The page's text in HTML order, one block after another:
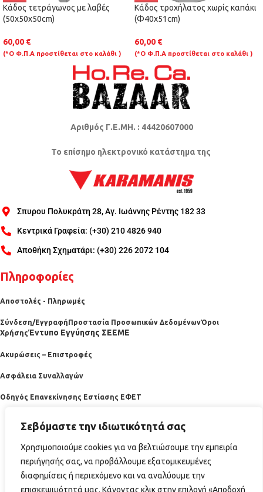
Σεβόμαστε την ιδιωτικότητά σας
Χρησιμοποιούμε cookies για να βελτιώσουμε την εμπειρία
περιήγησής σας, να προβάλλουμε εξατομικευμένες
διαφημίσεις ή περιεχόμενο και να αναλύουμε την
επισκεψιμότητά μας. Κάνοντας κλικ στην επιλογή «Αποδοχή
Κάδος τετράγωνος με λαβές
(50x50x50cm)
60,00 €
(*Ο Φ.Π.Α προστίθεται στο καλάθι )
Κάδος τροχήλατος χωρίς καπάκι
(Φ40x51cm)
60,00 €
(*Ο Φ.Π.Α προστίθεται στο καλάθι )
Αριθμός Γ.Ε.ΜΗ. : 44420607000
Το επίσημο ηλεκτρονικό κατάστημα της
Σπυρου Πολυκράτη 28, Αγ. Ιωάννης Ρέντης 182 33
Κεντρικά Γραφεία: (+30) 210 4826 940
Αποθήκη Σχηματάρι: (+30) 226 2072 104
Πληροφορίες
Αποστολές - Πληρωμές
Σύνδεση/Εγγραφή Προστασία Προσωπικών ΔεδομένωνΌροι
ΧρήσηςΈντυπο Εγγύησης ΣΕΕΜΕ
Ακυρώσεις – Επιστροφές
Ασφάλεια Συναλλαγών
Οδηγός Επανεκίνησης Εστίασης ΕΦΕΤ